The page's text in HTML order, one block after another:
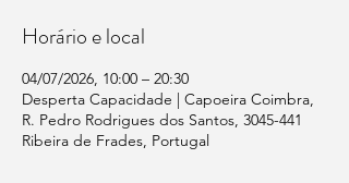
Horário e local
04/07/2026, 10:00 – 20:30
Desperta Capacidade | Capoeira Coimbra,
R. Pedro Rodrigues dos Santos, 3045-441
Ribeira de Frades, Portugal